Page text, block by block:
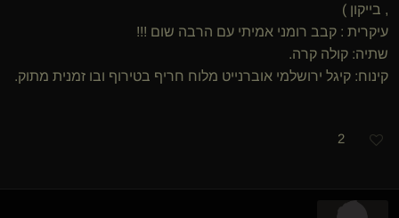
, בייקון )
עיקרית : קבב רומני אמיתי עם הרבה שום !!!
שתיה: קולה קרה.
קינוח: קיגל ירושלמי אוברנייט מלוח חריף בטירוף ובו זמנית מתוק.
2